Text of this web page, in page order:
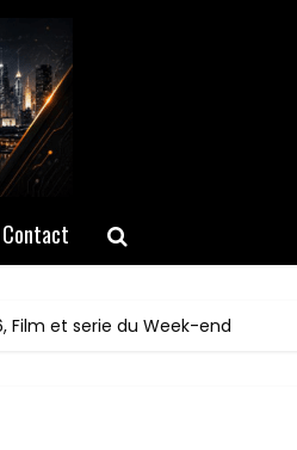
Contact
Film et serie du Week-end